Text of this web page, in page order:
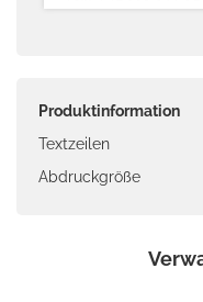
Produktinformation
Textzeilen
Abdruckgröße